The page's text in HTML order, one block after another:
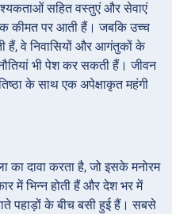
सहित वस्तुएं और सेवाएं
कीमत पर आती हैं। जबकि उच्च
हैं, वे निवासियों और आगंतुकों के
भी पेश कर सकती हैं। जीवन
के साथ एक अपेक्षाकृत महंगी
दावा करता है, जो इसके मनोरम
में भिन्न होती हैं और देश भर में
पहाड़ों के बीच बसी हुई हैं। सबसे